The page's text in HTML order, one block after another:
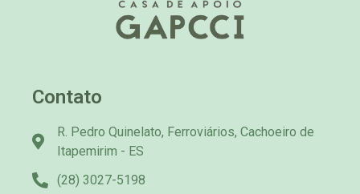
Contato
R. Pedro Quinelato, Ferroviários, Cachoeiro de
Itapemirim - ES
(28) 3027-5198